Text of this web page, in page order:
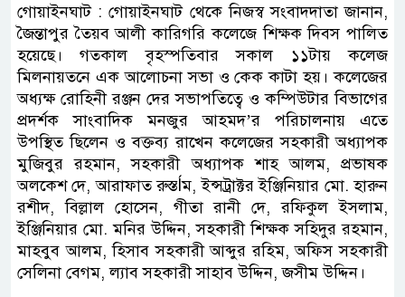
গোয়াইনঘাট : গোয়াইনঘাট থেকে নিজস্ব সংবাদদাতা জানান,
জৈন্তাপুর তৈয়ব আলী কারিগরি কলেজে শিক্ষক দিবস পালিত
হয়েছে। গতকাল বৃহস্পতিবার সকাল ১১টায় কলেজ
মিলনায়তনে এক আলোচনা সভা ও কেক কাটা হয়। কলেজের
অধ্যক্ষ রোহিনী রঞ্জন দের সভাপতিত্বে ও কম্পিউটার বিভাগের
প্রদর্শক সাংবাদিক মনজুর আহমদ’র পরিচালনায় এতে
উপস্থিত ছিলেন ও বক্তব্য রাখেন কলেজের সহকারী অধ্যাপক
মুজিবুর রহমান, সহকারী অধ্যাপক শাহ আলম, প্রভাষক
অলকেশ দে, আরাফাত রুস্তÍম, ইন্সট্রাক্টর ইঞ্জিনিয়ার মো. হারুন
রশীদ, বিল্লাল হোসেন, গীতা রানী দে, রফিকুল ইসলাম,
ইঞ্জিনিয়ার মো. মনির উদ্দিন, সহকারী শিক্ষক সহিদুর রহমান,
মাহবুব আলম, হিসাব সহকারী আব্দুর রহিম, অফিস সহকারী
সেলিনা বেগম, ল্যাব সহকারী সাহাব উদ্দিন, জসীম উদ্দিন।